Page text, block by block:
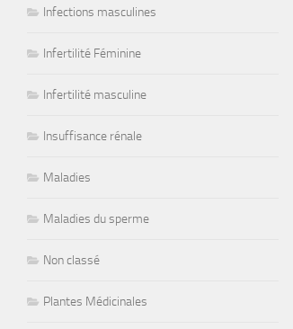
Infections masculines
Infertilité Féminine
Infertilité masculine
Insuffisance rénale
Maladies
Maladies du sperme
Non classé
Plantes Médicinales